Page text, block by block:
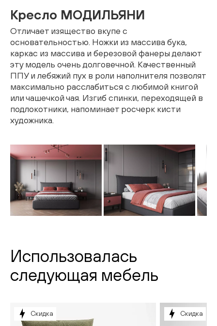
Мебель для бизнеса
Шоурумы
Дилерам
Дизайнерам
Кресло МОДИЛЬЯНИ
Отличает изящество вкупе с
основательностью. Ножки из массива бука,
каркас из массива и березовой фанеры делают
эту модель очень долговечной. Качественный
ППУ и лебяжий пух в роли наполнителя позволят
максимально расслабиться с любимой книгой
или чашечкой чая. Изгиб спинки, переходящей в
подлокотники, напоминает росчерк кисти
художника.
Использовалась
следующая мебель
Скидка Скидка